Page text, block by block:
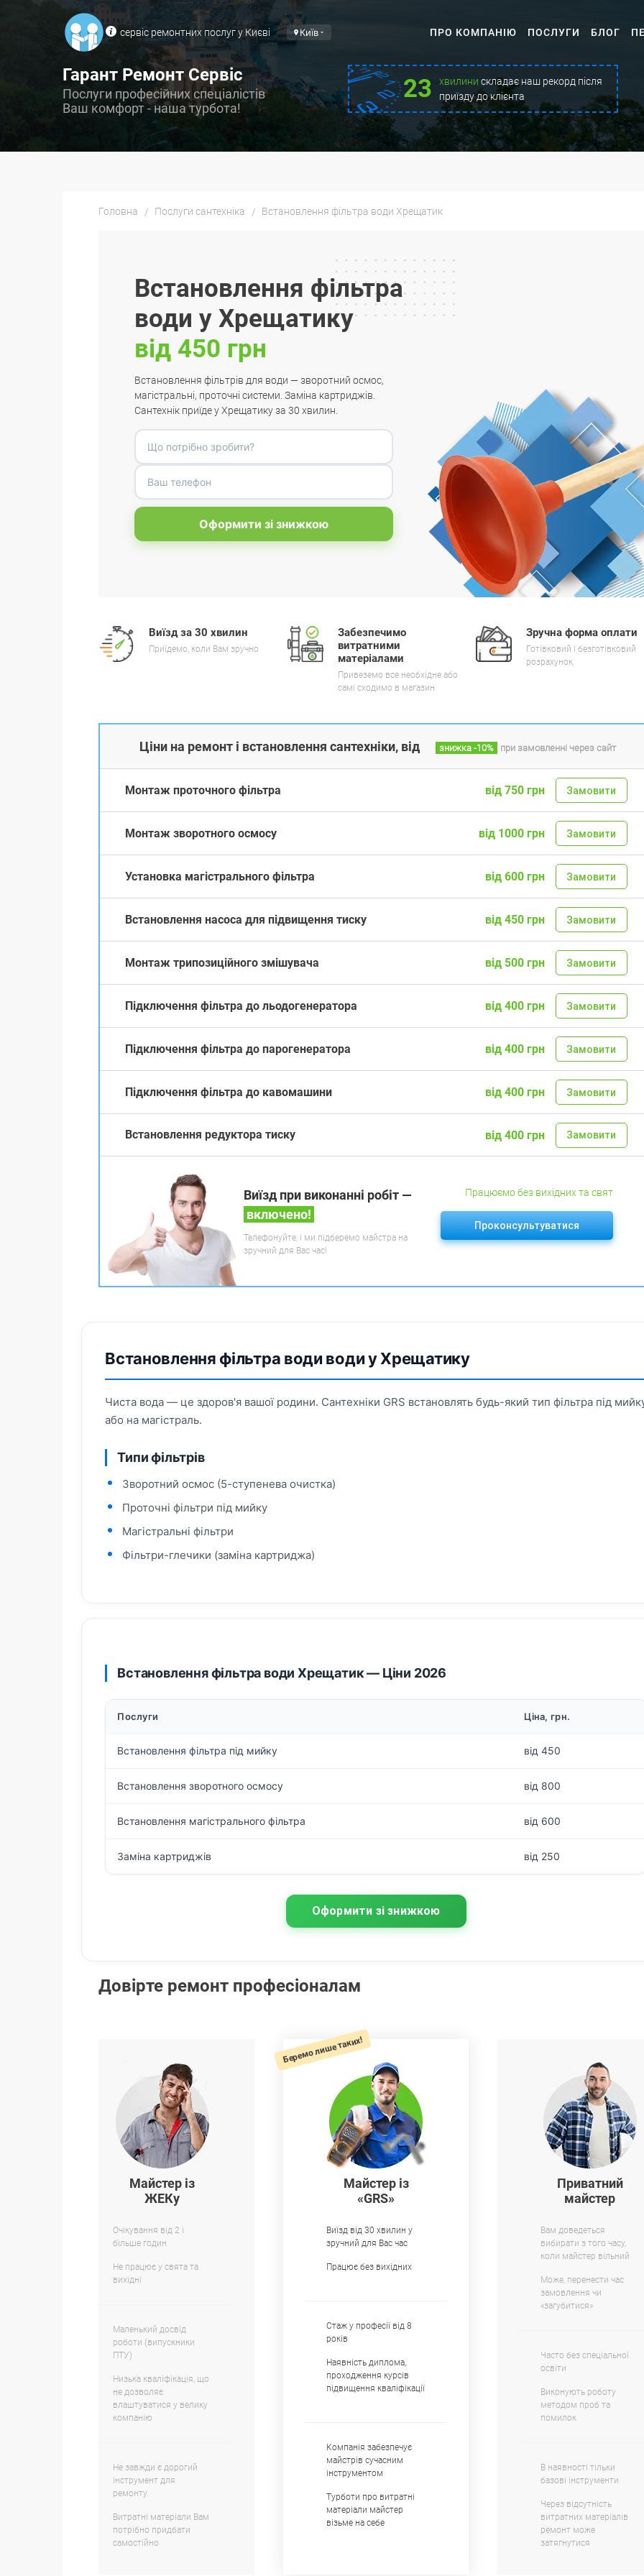
сервіс ремонтних послуг у Києві Київ ПРО КОМПАНІЮ ПОСЛУГИ БЛОГ
Гарант Ремонт Сервіс
Послуги професійних спеціалістів
Ваш комфорт - наша турбота!
23 хвилини складає наш рекорд після
приїзду до клієнта
Головна Послуги сантехніка Встановлення фільтра води Хрещатик
Встановлення фільтра
води у Хрещатику
від 450 грн
Встановлення фільтрів для води — зворотний осмос,
магістральні, проточні системи. Заміна картриджів.
Сантехнік приїде у Хрещатику за 30 хвилин.
Оформити зі знижкою
Виїзд за 30 хвилин
Приїдемо, коли Вам зручно
Забезпечимо
витратними
матеріалами
Привеземо все необхідне або
самі сходимо в магазин
Зручна форма оплати
Готівковий і безготівковий
розрахунок
Ціни на ремонт і встановлення сантехніки, від знижка -10% при замовленні через сайт
Монтаж проточного фільтра від 750 грн Замовити
Монтаж зворотного осмосу від 1000 грн Замовити
Установка магістрального фільтра від 600 грн Замовити
Встановлення насоса для підвищення тиску від 450 грн Замовити
Монтаж трипозиційного змішувача від 500 грн Замовити
Підключення фільтра до льодогенератора від 400 грн Замовити
Підключення фільтра до парогенератора від 400 грн Замовити
Підключення фільтра до кавомашини від 400 грн Замовити
Встановлення редуктора тиску від 400 грн Замовити
Виїзд при виконанні робіт —
включено!
Телефонуйте, і ми підберемо майстра на
зручний для Вас час!
Працюємо без вихідних та свят
Проконсультуватися
Встановлення фільтра води води у Хрещатику
Чиста вода — це здоров'я вашої родини. Сантехніки GRS встановлять будь-який тип фільтра під
або на магістраль.
Типи фільтрів
Зворотний осмос (5-ступенева очистка)
Проточні фільтри під мийку
Магістральні фільтри
Фільтри-глечики (заміна картриджа)
Встановлення фільтра води Хрещатик — Ціни 2026
Послуги Ціна, грн.
Встановлення фільтра під мийку від 450
Встановлення зворотного осмосу від 800
Встановлення магістрального фільтра від 600
Заміна картриджів від 250
Оформити зі знижкою
Довірте ремонт професіоналам
Майстер із
«GRS»
Виїзд від 30 хвилин у
зручний для Вас час
Працює без вихідних
Стаж у професії від 8
років
Наявність диплома,
проходження курсів
підвищення кваліфікації
Компанія забезпечує
майстрів сучасним
інструментом
Турботи про витратні
матеріали майстер
візьме на себе
Беремо лише таких!
Майстер із
ЖЕКу
Очікування від 2 і
більше годин
Не працює у свята та
вихідні
Маленький досвід
роботи (випускники
ПТУ)
Низька кваліфікація, що
не дозволяє
влаштуватися у велику
компанію
Не завжди є дорогий
інструмент для
ремонту.
Витратні матеріали Вам
потрібно придбати
самостійно
Приватний
майстер
Вам доведеться
вибирати з того часу,
коли майстер вільний
Може, перенести час
замовлення чи
«загубитися»
Часто без спеціальної
освіти
Виконують роботу
методом проб та
помилок
В наявності тільки
базові інструменти
Через відсутність
витратних матеріалів
ремонт може
затягнутися